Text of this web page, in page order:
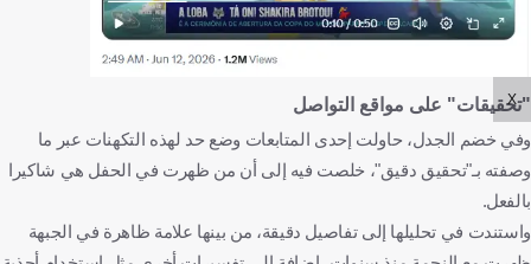
X
"تحقيقات" على مواقع التواصل
وفي خضم الجدل، حاولت إحدى المتابعات وضع حد لهذه التكهنات عبر ما
وصفته بـ"تحقيق دقيق"، خلصت فيه إلى أن من ظهرت في الحفل هي شاكيرا
بالفعل.
واستندت في تحليلها إلى تفاصيل دقيقة، من بينها علامة ظاهرة في الجبهة